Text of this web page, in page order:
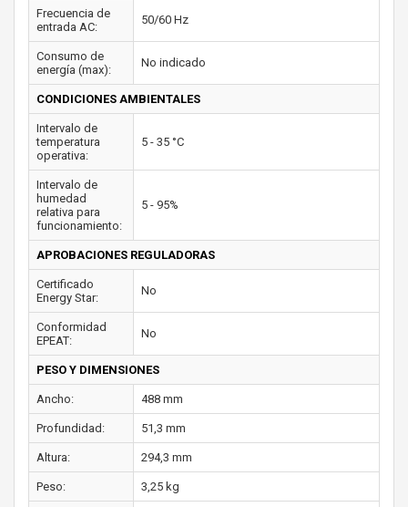
Frecuencia de
entrada AC:
50/60 Hz
Consumo de
energía (max):
No indicado
CONDICIONES AMBIENTALES
Intervalo de
temperatura
operativa:
5 - 35 °C
Intervalo de
humedad
relativa para
funcionamiento:
5 - 95%
APROBACIONES REGULADORAS
Certificado
Energy Star:
No
Conformidad
EPEAT:
No
PESO Y DIMENSIONES
Ancho: 488 mm
Profundidad: 51,3 mm
Altura: 294,3 mm
Peso: 3,25 kg